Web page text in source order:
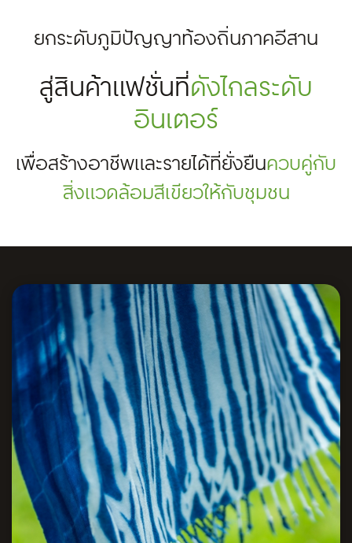
ยกระดับภูมิปัญญาท้องถิ่นภาคอีสาน
สู่สินค้าแฟชั่นที่ดังไกลระดับ
อินเตอร์
เพื่อสร้างอาชีพและรายได้ที่ยั่งยืนควบคู่กับ
สิ่งแวดล้อมสีเขียวให้กับชุมชน